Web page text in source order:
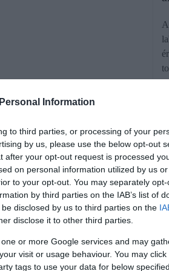
Information
to third parties, or processing of your
by us, please use the below opt-out
after your opt-out request is processed
on personal information utilized by us
to your opt-out. You may separately
by third parties on the IAB’s list of
disclosed by us to third parties on the
disclose it to other third parties.
or more Google services and may
visit or usage behaviour. You may
tags to use your data for below
kölcsönt
időszakának
magas havi